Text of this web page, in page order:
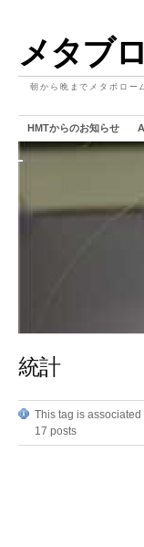
メタブ
朝から晩までメタボロー
HMTからのお知らせ
統計
This tag is associated
17 posts